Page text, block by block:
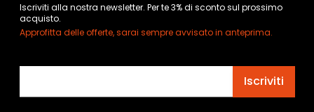
Iscriviti alla nostra newsletter. Per te 3% di sconto sul prossimo
acquisto.
Approfitta delle offerte, sarai sempre avvisato in anteprima.
Iscriviti